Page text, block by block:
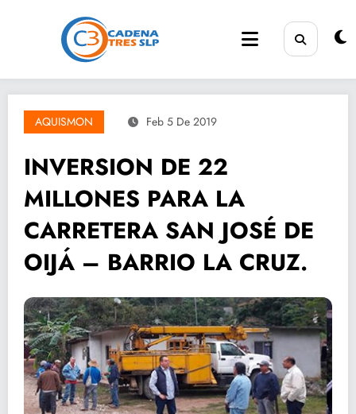
AQUISMON Feb 5 De 2019
INVERSION DE 22
MILLONES PARA LA
CARRETERA SAN JOSÉ DE
OIJÁ – BARRIO LA CRUZ.